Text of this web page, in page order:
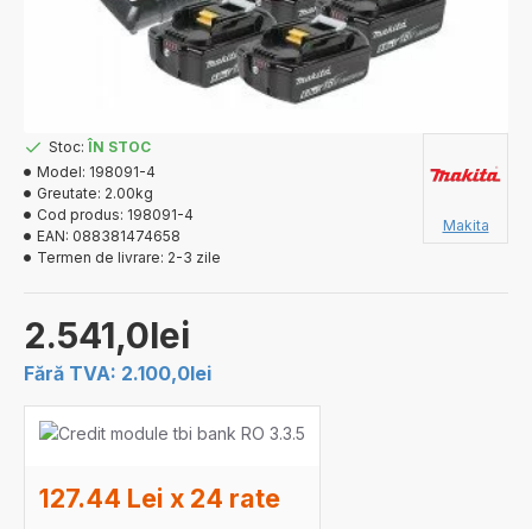
2.541,0lei
Fără TVA: 2.100,0lei
Stoc: ÎN STOC
Model: 198091-4
Greutate: 2.00kg
Cod produs: 198091-4
EAN: 088381474658
Termen de livrare: 2-3 zile
Makita
127.44 Lei x 24 rate